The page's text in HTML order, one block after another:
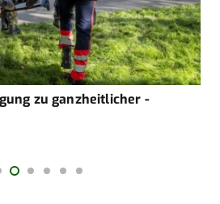
zu ganzheitlicher